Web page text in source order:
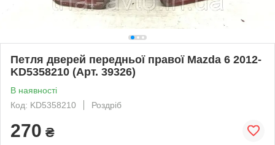
Петля дверей передньої правої Mazda 6 2012-
KD5358210 (Арт. 39326)
В наявності
Код: KD5358210
Роздріб
270 ₴